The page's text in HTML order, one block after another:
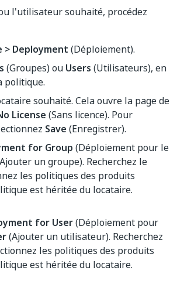
l'utilisateur souhaité, procédez
> Deployment (Déploiement).
(Groupes) ou Users (Utilisateurs), en
politique.
souhaité. Cela ouvre la page de
License (Sans licence). Pour
Save (Enregistrer).
for Group (Déploiement pour le
un groupe). Recherchez le
les politiques des produits
est héritée du locataire.
for User(Déploiement pour
(Ajouter un utilisateur). Recherchez
les politiques des produits
est héritée du locataire.